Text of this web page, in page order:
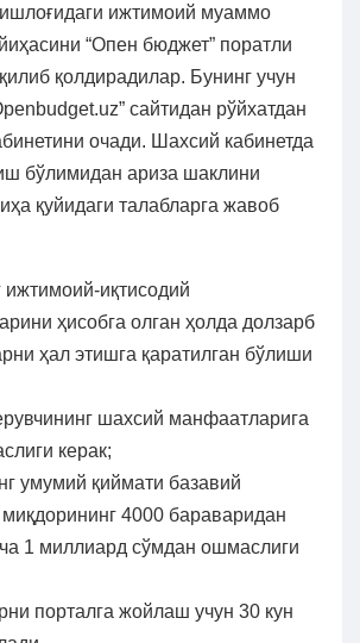
ижтимоий муаммо
“Опен бюджет” поратли
қолдирадилар. Бунинг учун
сайтидан рўйхатдан
очади. Шахсий кабинетда
бўлимидан ариза шаклини
қуйидаги талабларга жавоб
ижтимоий-иқтисодий
ҳисобга олган ҳолда долзарб
ҳал этишга қаратилган бўлиши
шахсий манфаатларига
керак;
умумий қиймати базавий
4000 бараваридан
1 миллиард сўмдан ошмаслиги
порталга жойлаш учун 30 кун